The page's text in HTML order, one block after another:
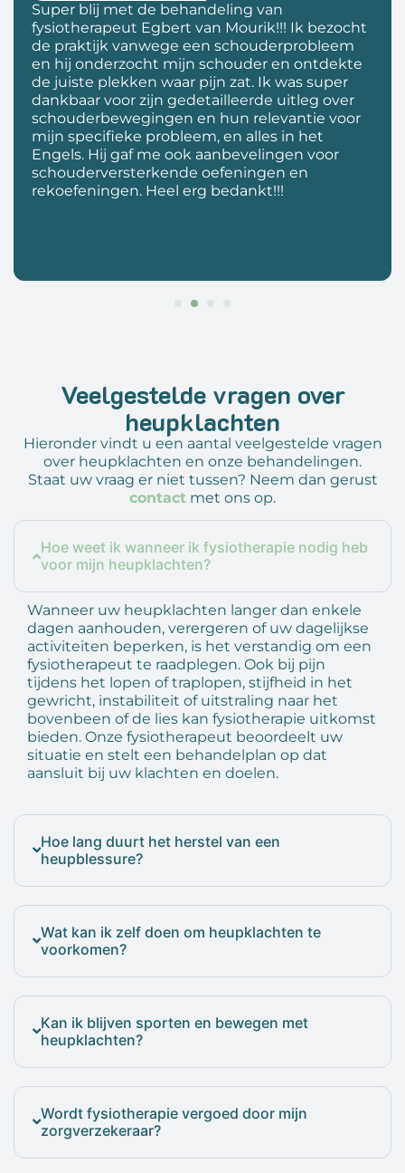
Super blij met de behandeling van
fysiotherapeut Egbert van Mourik!!! Ik bezocht
de praktijk vanwege een schouderprobleem
en hij onderzocht mijn schouder en ontdekte
de juiste plekken waar pijn zat. Ik was super
dankbaar voor zijn gedetailleerde uitleg over
schouderbewegingen en hun relevantie voor
mijn specifieke probleem, en alles in het
Engels. Hij gaf me ook aanbevelingen voor
schouderversterkende oefeningen en
rekoefeningen. Heel erg bedankt!!!
Veelgestelde vragen over
heupklachten
Hieronder vindt u een aantal veelgestelde vragen
over heupklachten en onze behandelingen.
Staat uw vraag er niet tussen? Neem dan gerust
contact met ons op.
Hoe weet ik wanneer ik fysiotherapie nodig heb
voor mijn heupklachten?
Wanneer uw heupklachten langer dan enkele
dagen aanhouden, verergeren of uw dagelijkse
activiteiten beperken, is het verstandig om een
fysiotherapeut te raadplegen. Ook bij pijn
tijdens het lopen of traplopen, stijfheid in het
gewricht, instabiliteit of uitstraling naar het
bovenbeen of de lies kan fysiotherapie uitkomst
bieden. Onze fysiotherapeut beoordeelt uw
situatie en stelt een behandelplan op dat
aansluit bij uw klachten en doelen.
Hoe lang duurt het herstel van een
heupblessure?
Wat kan ik zelf doen om heupklachten te
voorkomen?
Kan ik blijven sporten en bewegen met
heupklachten?
Wordt fysiotherapie vergoed door mijn
zorgverzekeraar?